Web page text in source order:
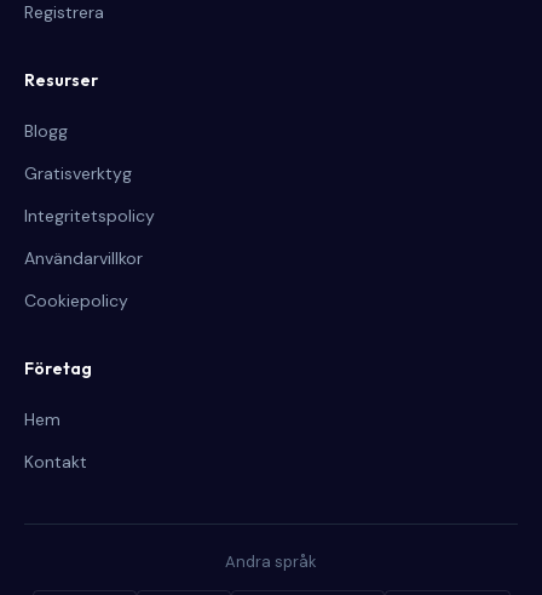
Registrera
Resurser
Blogg
Gratisverktyg
Integritetspolicy
Användarvillkor
Cookiepolicy
Företag
Hem
Kontakt
Andra språk